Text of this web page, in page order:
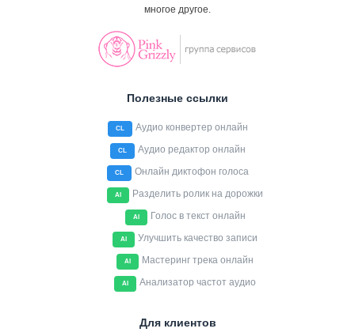
многое другое.
Полезные ссылки
CL Аудио конвертер онлайн
CL Аудио редактор онлайн
CL Онлайн диктофон голоса
AI Разделить ролик на дорожки
AI Голос в текст онлайн
AI Улучшить качество записи
AI Мастеринг трека онлайн
AI Анализатор частот аудио
Для клиентов